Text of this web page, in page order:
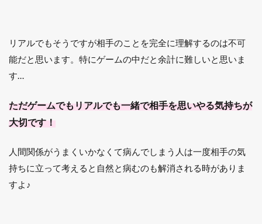
リアルでもそうですが相手のことを完全に理解するのは不可
能だと思います。特にゲームの中だと余計に難しいと思いま
す…
ただゲームでもリアルでも一緒で相手を思いやる気持ちが
大切です！
人間関係がうまくいかなくて病んでしまう人は一度相手の気
持ちに立って考えると自然と病むのも解消される時がありま
すよ♪